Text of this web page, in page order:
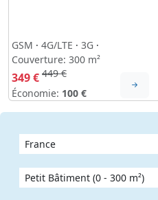
GSM · 4G/LTE · 3G ·
Couverture: 300 m²
349 € 449 €
Économie: 100 €